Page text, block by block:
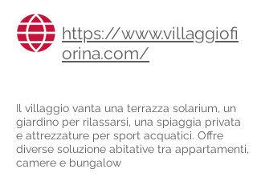
https://www.villaggiofi
orina.com/
Il villaggio vanta una terrazza solarium, un
giardino per rilassarsi, una spiaggia privata
e attrezzature per sport acquatici. Offre
diverse soluzione abitative tra appartamenti,
camere e bungalow